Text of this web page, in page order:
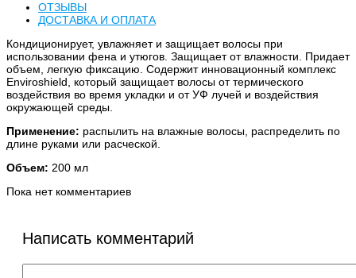
ОТЗЫВЫ
ДОСТАВКА И ОПЛАТА
Кондиционирует, увлажняет и защищает волосы при
использовании фена и утюгов. Защищает от влажности. Придает
объем, легкую фиксацию. Содержит инновационный комплекс
Enviroshield, который защищает волосы от термического
воздействия во время укладки и от УФ лучей и воздействия
окружающей среды.
Применение: распылить на влажные волосы, распределить по
длине руками или расческой.
Объем: 200 мл
Пока нет комментариев
Написать комментарий